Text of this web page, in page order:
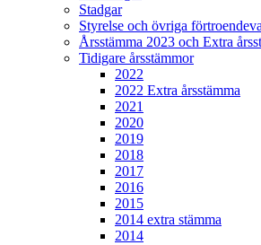
Stadgar
Styrelse och övriga
Årsstämma 2023 och Extra
Tidigare årsstämmor
2022
2022 Extra årsstämma
2021
2020
2019
2018
2017
2016
2015
2014 extra stämma
2014